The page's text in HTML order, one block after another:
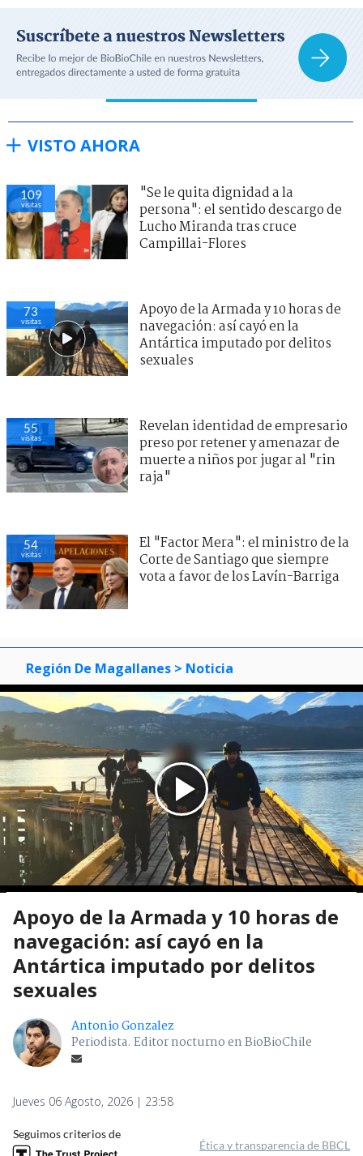
VISTO AHORA
109
visitas
"Se le quita dignidad a la
persona": el sentido descargo de
Lucho Miranda tras cruce
Campillai-Flores
73
visitas
Apoyo de la Armada y 10 horas de
navegación: así cayó en la
Antártica imputado por delitos
sexuales
55
visitas
Revelan identidad de empresario
preso por retener y amenazar de
muerte a niños por jugar al "rin
raja"
54
visitas
El "Factor Mera": el ministro de la
Corte de Santiago que siempre
vota a favor de los Lavín-Barriga
Región De Magallanes > Noticia
Apoyo de la Armada y 10 horas de
navegación: así cayó en la
Antártica imputado por delitos
sexuales
Antonio Gonzalez
Periodista. Editor nocturno en BioBioChile
Jueves 06 Agosto, 2026 | 23:58
Seguimos criterios de
Ética y transparencia de BBCL